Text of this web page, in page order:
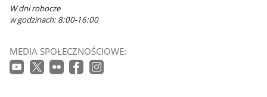
W dni robocze
w godzinach: 8:00-16:00
MEDIA SPOŁECZNOŚCIOWE: